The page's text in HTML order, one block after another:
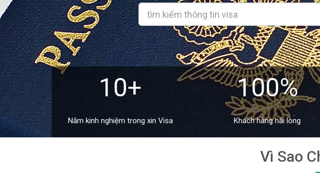
10+
Năm kinh nghiệm trong xin Visa
100%
Khách hàng hài lòng
Vì Sao